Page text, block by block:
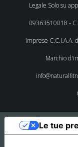
Legale Solo su
09363510018 -
imprese C.C.I.A.A.
Marchio
Le tue